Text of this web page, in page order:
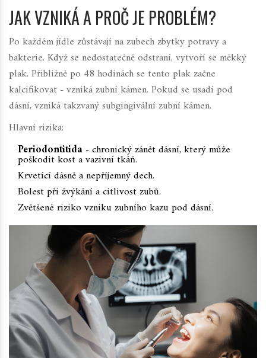
JAK VZNIKÁ A PROČ JE PROBLÉM?
Po každém jídle zůstávají na zubech zbytky potravy a
bakterie. Když se nedostatečně odstraní, vytvoří se měkký
plak. Přibližně po 48 hodinách se tento plak začne
kalcifikovat - vzniká zubní kámen. Pokud se usadí pod
dásní, vzniká takzvaný subgingivální zubní kámen.
Hlavní rizika:
Periodontitida - chronický zánět dásní, který může
poškodit kost a vazivní tkáň.
Krvetící dásně a nepříjemný dech.
Bolest při žvýkání a citlivost zubů.
Zvětšené riziko vzniku zubního kazu pod dásní.